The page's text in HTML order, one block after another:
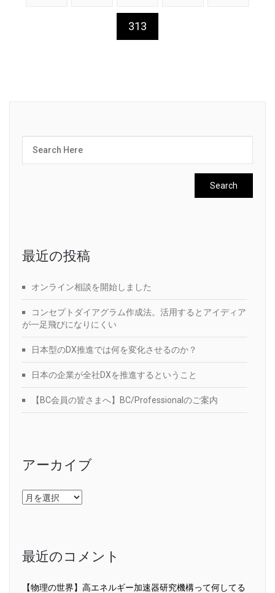
313
最近の投稿
オンライン相談を開始しました
コンセプトダイアグラム作成法。活用するとアイディア
が一足飛びになりにくい
日本型のDX推進では何を変化させるのか？
日本の企業が全社DXを推進するということ
【BC会員の皆さまへ】BC/Professionalのご案内
アーカイブ
ア
ー
最近のコメント
【物理の世界】高エネルギー加速器研究機構って何してる